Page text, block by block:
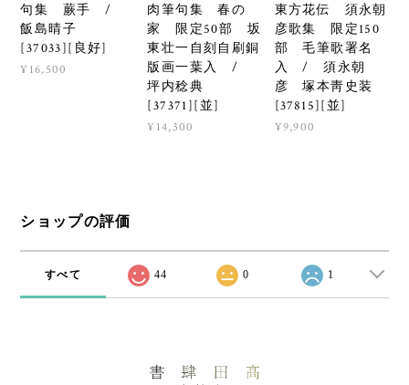
句集 蕨手 /
飯島晴子
[37033][良好]
¥16,500
肉筆句集 春の
家 限定50部 坂
東壮一自刻自刷銅
版画一葉入 /
坪内稔典
[37371][並]
¥14,300
東方花伝 須永朝
彦歌集 限定150
部 毛筆歌署名
入 / 須永朝
彦 塚本靑史装
[37815][並]
¥9,900
ショップの評価
すべて 44 0 1